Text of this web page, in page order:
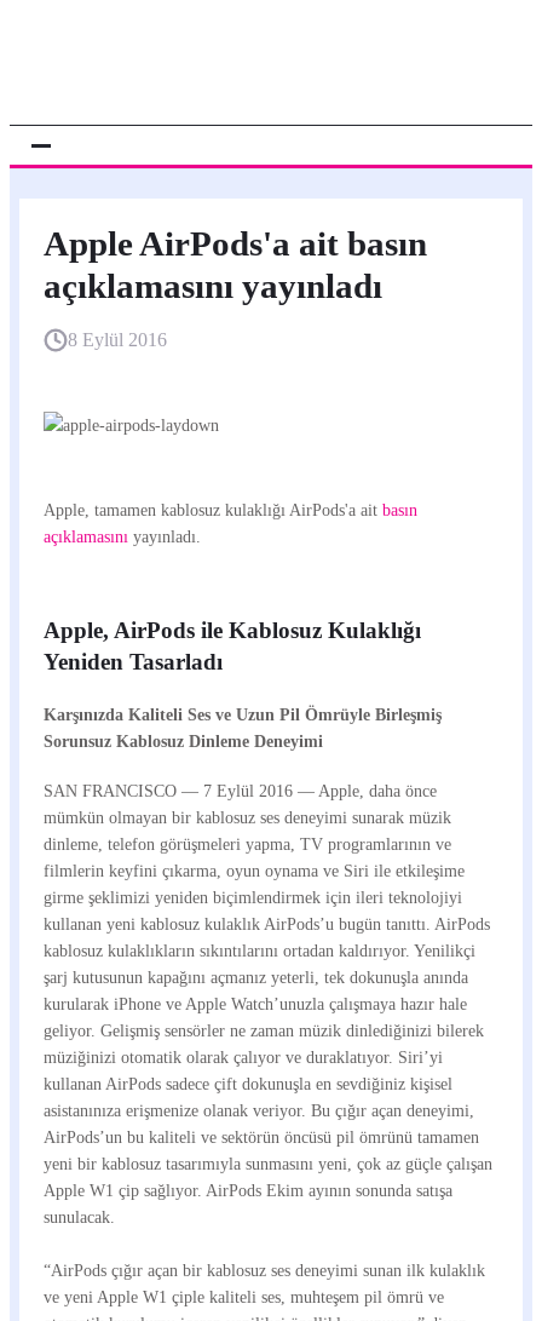
Apple AirPods'a ait basın
açıklamasını yayınladı
8 Eylül 2016
Apple, tamamen kablosuz kulaklığı AirPods'a ait basın
açıklamasını yayınladı.
Apple, AirPods ile Kablosuz Kulaklığı
Yeniden Tasarladı
Karşınızda Kaliteli Ses ve Uzun Pil Ömrüyle Birleşmiş
Sorunsuz Kablosuz Dinleme Deneyimi
SAN FRANCISCO — 7 Eylül 2016 — Apple, daha önce
mümkün olmayan bir kablosuz ses deneyimi sunarak müzik
dinleme, telefon görüşmeleri yapma, TV programlarının ve
filmlerin keyfini çıkarma, oyun oynama ve Siri ile etkileşime
girme şeklimizi yeniden biçimlendirmek için ileri teknolojiyi
kullanan yeni kablosuz kulaklık AirPods’u bugün tanıttı. AirPods
kablosuz kulaklıkların sıkıntılarını ortadan kaldırıyor. Yenilikçi
şarj kutusunun kapağını açmanız yeterli, tek dokunuşla anında
kurularak iPhone ve Apple Watch’unuzla çalışmaya hazır hale
geliyor. Gelişmiş sensörler ne zaman müzik dinlediğinizi bilerek
müziğinizi otomatik olarak çalıyor ve duraklatıyor. Siri’yi
kullanan AirPods sadece çift dokunuşla en sevdiğiniz kişisel
asistanınıza erişmenize olanak veriyor. Bu çığır açan deneyimi,
AirPods’un bu kaliteli ve sektörün öncüsü pil ömrünü tamamen
yeni bir kablosuz tasarımıyla sunmasını yeni, çok az güçle çalışan
Apple W1 çip sağlıyor. AirPods Ekim ayının sonunda satışa
sunulacak.
“AirPods çığır açan bir kablosuz ses deneyimi sunan ilk kulaklık
ve yeni Apple W1 çiple kaliteli ses, muhteşem pil ömrü ve